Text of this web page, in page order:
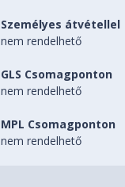
Személyes átvétellel
nem rendelhető
GLS Csomagponton
nem rendelhető
MPL Csomagponton
nem rendelhető